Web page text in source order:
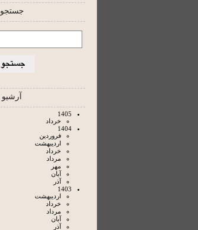
جستجو
آرشیو
1405
خرداد
1404
فروردين
ارديبهشت
خرداد
مرداد
مهر
آبان
آذر
1403
ارديبهشت
خرداد
مرداد
آبان
آذر